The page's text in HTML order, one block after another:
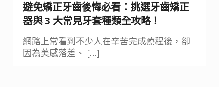
避免矯正牙齒後悔必看：挑選牙齒矯正
器與 3 大常見牙套種類全攻略！
網路上常看到不少人在辛苦完成療程後，卻
因為美感落差、 […]